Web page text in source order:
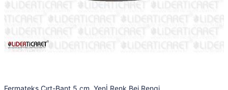
Fermateks Cırt-Bant 5 cm. Yenİ Renk Bej Rengi